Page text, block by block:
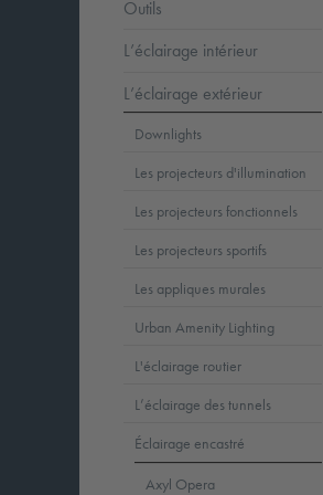
Outils
L’éclairage intérieur
L’éclairage extérieur
Downlights
Les projecteurs d'illumination
Les projecteurs fonctionnels
Les projecteurs sportifs
Les appliques murales
Urban Amenity Lighting
L'éclairage routier
L’éclairage des tunnels
Éclairage encastré
Axyl Opera